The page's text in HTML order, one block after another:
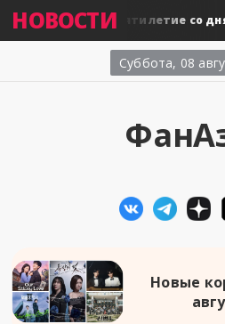
НОВОСТИ
BLACKPINK: десятилетие со
Суббота, 08
Новые